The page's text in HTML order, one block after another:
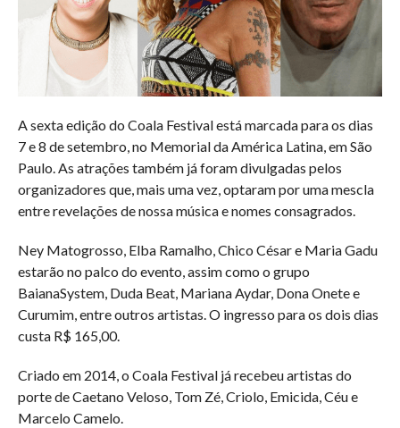
A sexta edição do Coala Festival está marcada para os dias
7 e 8 de setembro, no Memorial da América Latina, em São
Paulo. As atrações também já foram divulgadas pelos
organizadores que, mais uma vez, optaram por uma mescla
entre revelações de nossa música e nomes consagrados.
Ney Matogrosso, Elba Ramalho, Chico César e Maria Gadu
estarão no palco do evento, assim como o grupo
BaianaSystem, Duda Beat, Mariana Aydar, Dona Onete e
Curumim, entre outros artistas. O ingresso para os dois dias
custa R$ 165,00.
Criado em 2014, o Coala Festival já recebeu artistas do
porte de Caetano Veloso, Tom Zé, Criolo, Emicida, Céu e
Marcelo Camelo.